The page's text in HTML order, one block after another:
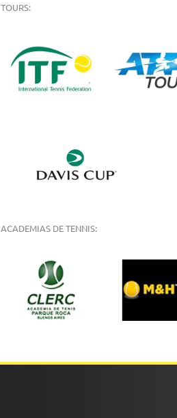
TOURS:
ACADEMIAS DE TENNIS: